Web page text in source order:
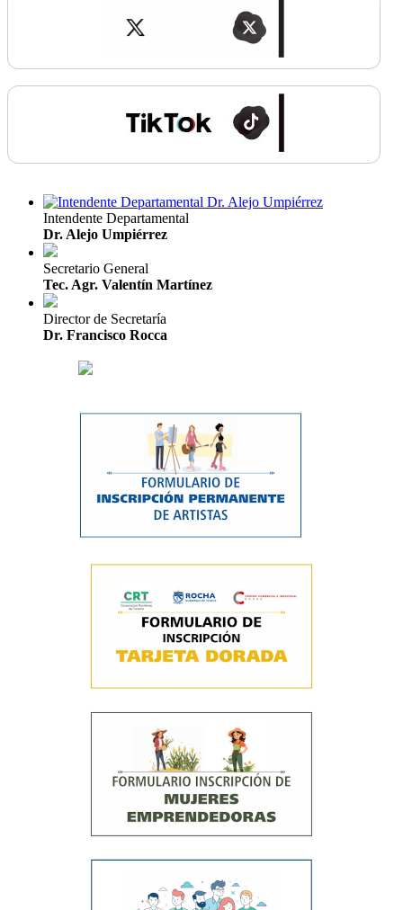
Intendente Departamental
Dr. Alejo Umpiérrez
Secretario General
Tec. Agr. Valentín Martínez
Director de Secretaría
Dr. Francisco Rocca